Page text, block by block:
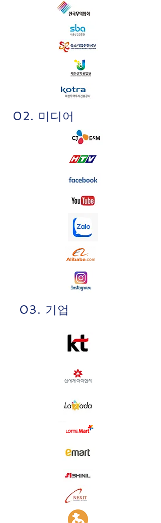
02. 미디어
03. 기업